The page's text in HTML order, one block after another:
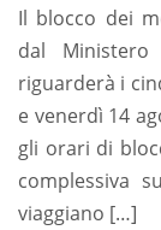
Il blocco dei
dal
riguarderà i
e venerdì 14
gli orari di
complessiva
viaggiano […]